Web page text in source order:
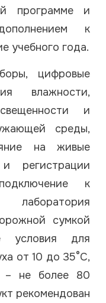
программе и
к
учебного года.
цифровые
влажности,
и
среды,
на живые
регистрации
к
сумкой
условия для
от 10 до 35°С,
– не более 80
рекомендован